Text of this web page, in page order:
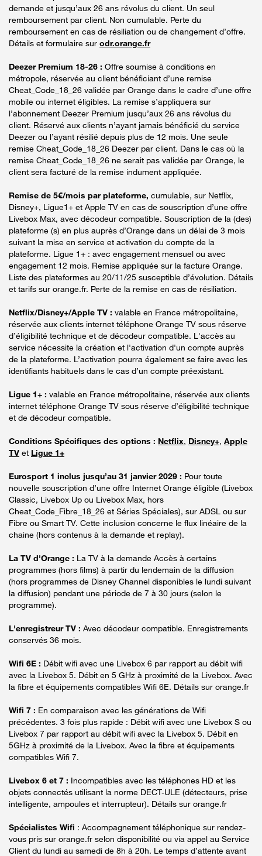
demande et jusqu’aux 26 ans révolus du client. Un seul
remboursement par client. Non cumulable. Perte du
remboursement en cas de résiliation ou de changement d’offre.
Détails et formulaire sur odr.orange.fr
Deezer Premium 18-26 : Offre soumise à conditions en
métropole, réservée au client bénéficiant d’une remise
Cheat_Code_18_26 validée par Orange dans le cadre d’une offre
mobile ou internet éligibles. La remise s’appliquera sur
l’abonnement Deezer Premium jusqu’aux 26 ans révolus du
client. Réservé aux clients n’ayant jamais bénéficié du service
Deezer ou l’ayant résilié depuis plus de 12 mois. Une seule
remise Cheat_Code_18_26 Deezer par client. Dans le cas où la
remise Cheat_Code_18_26 ne serait pas validée par Orange, le
client sera facturé de la remise indument appliquée.
Remise de 5€/mois par plateforme, cumulable, sur Netflix,
Disney+, Ligue1+ et Apple TV en cas de souscription d’une offre
Livebox Max, avec décodeur compatible. Souscription de la (des)
plateforme (s) en plus auprès d’Orange dans un délai de 3 mois
suivant la mise en service et activation du compte de la
plateforme. Ligue 1+ : avec engagement mensuel ou avec
engagement 12 mois. Remise appliquée sur la facture Orange.
Liste des plateformes au 20/11/25 susceptible d’évolution. Détails
et tarifs sur orange.fr. Perte de la remise en cas de résiliation.
Netflix/Disney+/Apple TV : valable en France métropolitaine,
réservée aux clients internet téléphone Orange TV sous réserve
d’éligibilité technique et de décodeur compatible. L'accès au
service nécessite la création et l'activation d'un compte auprès
de la plateforme. L’activation pourra également se faire avec les
identifiants habituels dans le cas d’un compte préexistant.
Ligue 1+ : valable en France métropolitaine, réservée aux clients
internet téléphone Orange TV sous réserve d’éligibilité technique
et de décodeur compatible.
Conditions Spécifiques des options : Netflix, Disney+, Apple
TV et Ligue 1+
Eurosport 1 inclus jusqu’au 31 janvier 2029 : Pour toute
nouvelle souscription d’une offre Internet Orange éligible (Livebox
Classic, Livebox Up ou Livebox Max, hors
Cheat_Code_Fibre_18_26 et Séries Spéciales), sur ADSL ou sur
Fibre ou Smart TV. Cette inclusion concerne le flux linéaire de la
chaine (hors contenus à la demande et replay).
La TV d'Orange : La TV à la demande Accès à certains
programmes (hors films) à partir du lendemain de la diffusion
(hors programmes de Disney Channel disponibles le lundi suivant
la diffusion) pendant une période de 7 à 30 jours (selon le
programme).
L'enregistreur TV : Avec décodeur compatible. Enregistrements
conservés 36 mois.
Wifi 6E : Débit wifi avec une Livebox 6 par rapport au débit wifi
avec la Livebox 5. Débit en 5 GHz à proximité de la Livebox. Avec
la fibre et équipements compatibles Wifi 6E. Détails sur orange.fr
Wifi 7 : En comparaison avec les générations de Wifi
précédentes. 3 fois plus rapide : Débit wifi avec une Livebox S ou
Livebox 7 par rapport au débit wifi avec la Livebox 5. Débit en
5GHz à proximité de la Livebox. Avec la fibre et équipements
compatibles Wifi 7.
Livebox 6 et 7 : Incompatibles avec les téléphones HD et les
objets connectés utilisant la norme DECT-ULE (détecteurs, prise
intelligente, ampoules et interrupteur). Détails sur orange.fr
Spécialistes Wifi : Accompagnement téléphonique sur rendez-
vous pris sur orange.fr selon disponibilité ou via appel au Service
Client du lundi au samedi de 8h à 20h. Le temps d’attente avant